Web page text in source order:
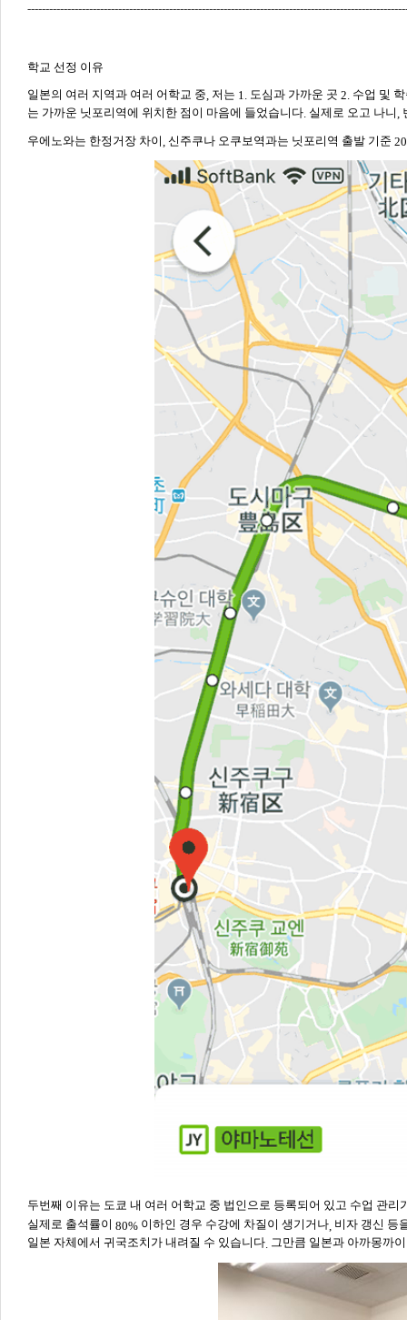
학교 선정 이유
일본의 여러 지역과 여러 어학교 중, 저는 1. 도심과 가까운 곳 2. 수업 및
는 가까운 닛포리역에 위치한 점이 마음에 들었습니다. 실제로 오고 나니,
우에노와는 한정거장 차이, 신주쿠나 오쿠보역과는 닛포리역 출발 기준
두번째 이유는 도쿄 내 여러 어학교 중 법인으로 등록되어 있고 수업 관리
실제로 출석률이 80% 이하인 경우 수강에 차질이 생기거나 비자 갱신 등
일본 자체에서 귀국조치가 내려질 수 있습니다. 그만큼 일본과 아까몽까